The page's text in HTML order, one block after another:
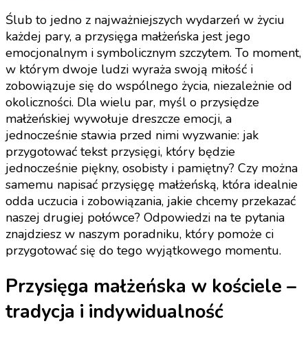
Ślub to jedno z najważniejszych wydarzeń w życiu
każdej pary, a przysięga małżeńska jest jego
emocjonalnym i symbolicznym szczytem. To moment,
w którym dwoje ludzi wyraża swoją miłość i
zobowiązuje się do wspólnego życia, niezależnie od
okoliczności. Dla wielu par, myśl o przysiędze
małżeńskiej wywołuje dreszcze emocji, a
jednocześnie stawia przed nimi wyzwanie: jak
przygotować tekst przysięgi, który będzie
jednocześnie piękny, osobisty i pamiętny? Czy można
samemu napisać przysięgę małżeńską, która idealnie
odda uczucia i zobowiązania, jakie chcemy przekazać
naszej drugiej połówce? Odpowiedzi na te pytania
znajdziesz w naszym poradniku, który pomoże ci
przygotować się do tego wyjątkowego momentu.
Przysięga małżeńska w kościele –
tradycja i indywidualność